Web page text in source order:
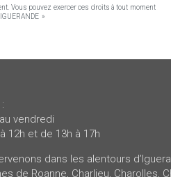
Vous pouvez exercer ces droits à tout moment
»
vendredi
12h et de 13h à 17h
dans les alentours
de Roanne, Charlieu, Charolles,